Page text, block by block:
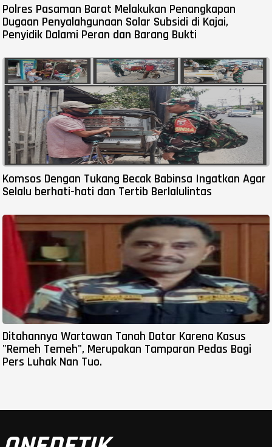
Polres Pasaman Barat Melakukan Penangkapan
Dugaan Penyalahgunaan Solar Subsidi di Kajai,
Penyidik Dalami Peran dan Barang Bukti
Komsos Dengan Tukang Becak Babinsa Ingatkan Agar
Selalu berhati-hati dan Tertib Berlalulintas
Ditahannya Wartawan Tanah Datar Karena Kasus
"Remeh Temeh", Merupakan Tamparan Pedas Bagi
Pers Luhak Nan Tuo.